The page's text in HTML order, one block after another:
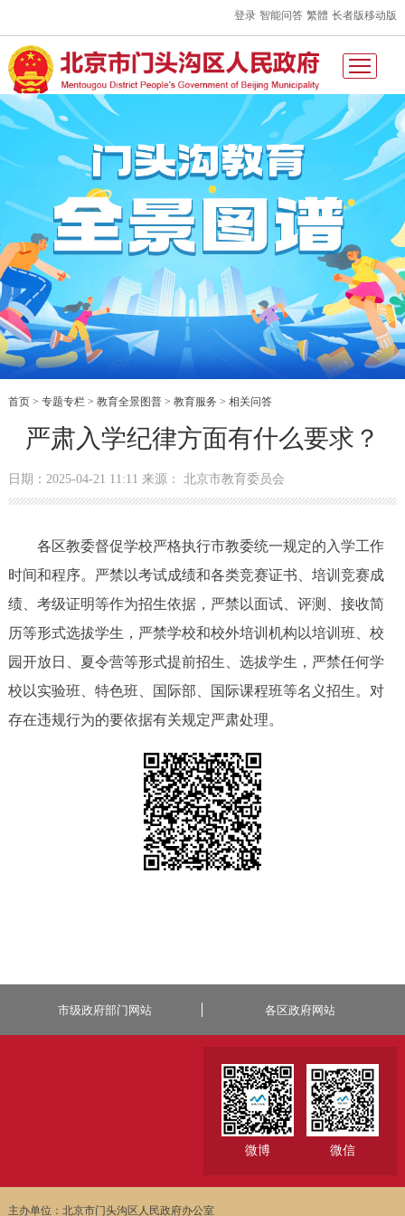
登录 智能问答 繁體 长者版移动版
首页 > 专题专栏 > 教育全景图普 > 教育服务 > 相关问答
严肃入学纪律方面有什么要求？
日期：2025-04-21 11:11 来源： 北京市教育委员会
各区教委督促学校严格执行市教委统一规定的入学工作
时间和程序。严禁以考试成绩和各类竞赛证书、培训竞赛成
绩、考级证明等作为招生依据，严禁以面试、评测、接收简
历等形式选拔学生，严禁学校和校外培训机构以培训班、校
园开放日、夏令营等形式提前招生、选拔学生，严禁任何学
校以实验班、特色班、国际部、国际课程班等名义招生。对
存在违规行为的要依据有关规定严肃处理。
市级政府部门网站 各区政府网站
微博 微信
主办单位：北京市门头沟区人民政府办公室